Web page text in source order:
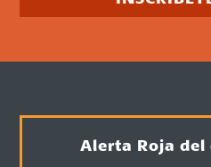
Alerta Roja del